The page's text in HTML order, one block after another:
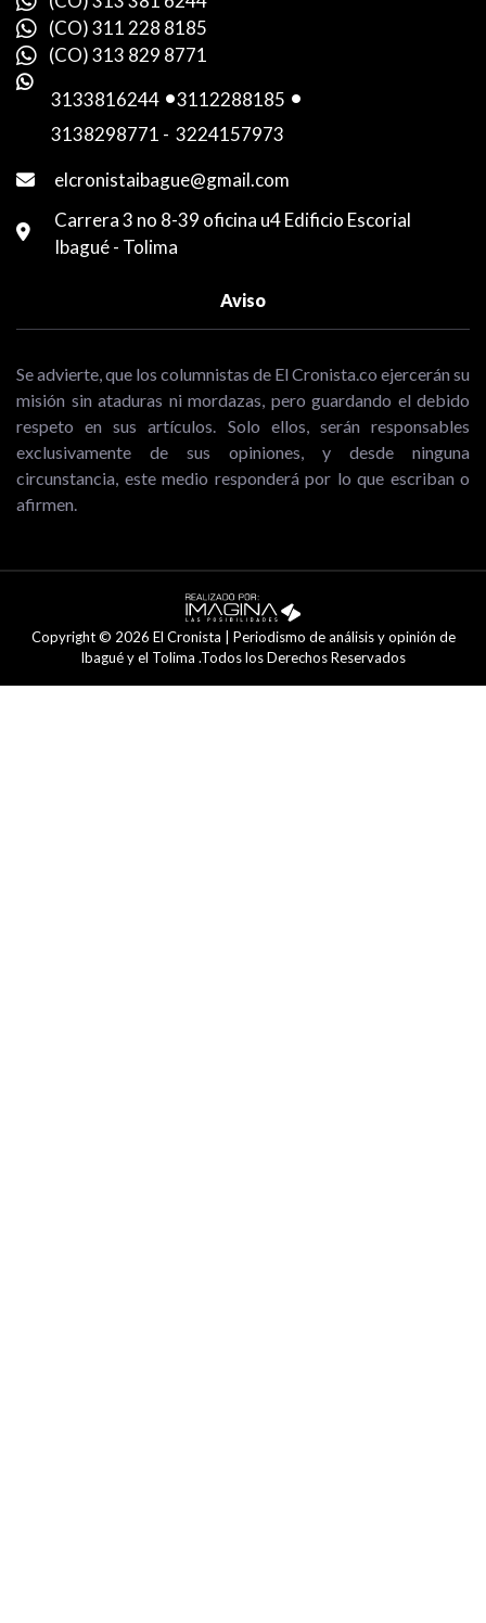
(CO) 311 228 8185
(CO) 313 829 8771
3133816244 -3112288185 -
3138298771 - 3224157973
elcronistaibague@gmail.com
Carrera 3 no 8-39 oficina u4 Edificio Escorial
Ibagué - Tolima
Aviso
Se advierte, que los columnistas de El Cronista.co ejercerán su
misión sin ataduras ni mordazas, pero guardando el debido
respeto en sus artículos. Solo ellos, serán responsables
exclusivamente de sus opiniones, y desde ninguna
circunstancia, este medio responderá por lo que escriban o
afirmen.
Copyright © 2026 El Cronista | Periodismo de análisis y opinión de
Ibagué y el Tolima .Todos los Derechos Reservados